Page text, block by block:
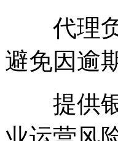
代理负
避免因逾
提供银